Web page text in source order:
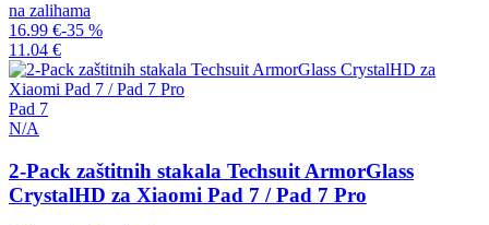
na zalihama
16.99 €-35 %
11.04 €
Pad 7
N/A
2-Pack zaštitnih stakala Techsuit ArmorGlass
CrystalHD za Xiaomi Pad 7 / Pad 7 Pro